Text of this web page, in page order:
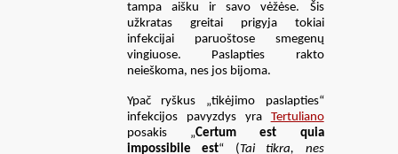
tampa aišku ir savo vėžėse. Šis
užkratas greitai prigyja tokiai
infekcijai paruoštose smegenų
vingiuose. Paslapties rakto
neieškoma, nes jos bijoma.
Ypač ryškus „tikėjimo paslapties“
infekcijos pavyzdys yra Tertuliano
posakis „Certum est quia
impossibile est“ (Tai tikra, nes